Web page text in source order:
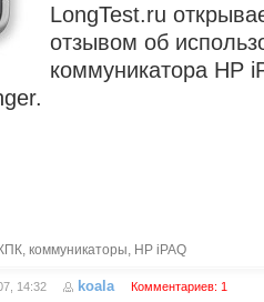
LongTest.ru
отзывом об
коммуникатора HP
КПК, коммуникаторы, HP iPAQ
14:32 koala Комментариев: 1